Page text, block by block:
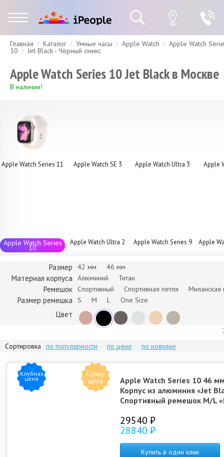
Гарантия Доставка и оплата Спецпредложения Скидки
Главная Каталог Умные часы Apple Watch Apple Watch
10 Jet Black - Чёрный оникс
Apple Watch Series 10 Jet Black в Москве
В наличии!
Apple Watch Series 11 Apple Watch SE 3 Apple Watch Ultra 3 Apple
Apple Watch Series
10
Apple Watch Ultra 2 Apple Watch Series 9 Apple
Размер 42 мм 46 мм
Материал корпуса Алюминий Титан
Ремешок Спортивный Спортивная петля Миланская
Размер ремешка S M L One Size
Цвет
Сортировка по популярности по цене по новизне
Супер
цена
Клубная
цена
Apple Watch Series 10 46
Корпус из алюминия «Jet
Спортивный ремешок M/L
29540 ₽
28840 ₽
Купить в один клик